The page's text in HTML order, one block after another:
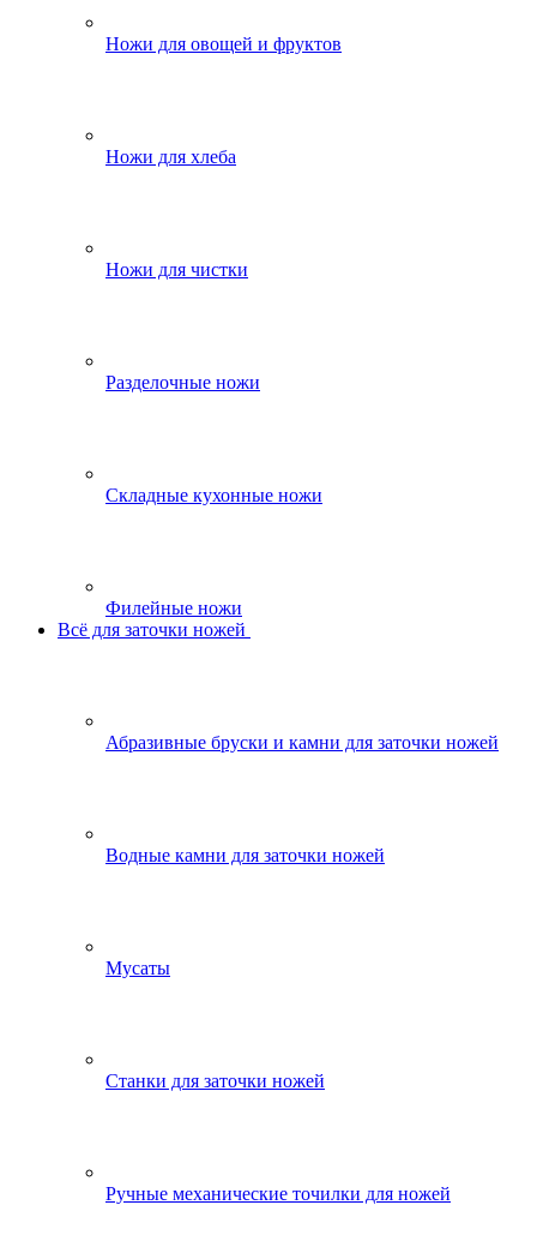
Ножи для овощей и фруктов
Ножи для хлеба
Ножи для чистки
Разделочные ножи
Складные кухонные ножи
Филейные ножи
Всё для заточки ножей
Абразивные бруски и камни для заточки ножей
Водные камни для заточки ножей
Мусаты
Станки для заточки ножей
Ручные механические точилки для ножей